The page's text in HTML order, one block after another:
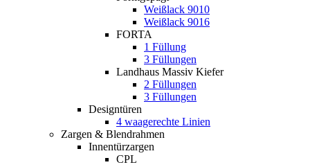
Weißlack 9010
Weißlack 9016
FORTA
1 Füllung
3 Füllungen
Landhaus Massiv Kiefer
2 Füllungen
3 Füllungen
Designtüren
4 waagerechte Linien
Zargen & Blendrahmen
Innentürzargen
CPL